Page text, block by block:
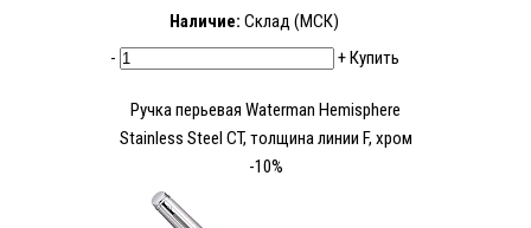
Наличие: Склад (МСК)
-
+Купить
Ручка перьевая Waterman Hemisphere
Stainless Steel CT, толщина линии F, хром
-10%